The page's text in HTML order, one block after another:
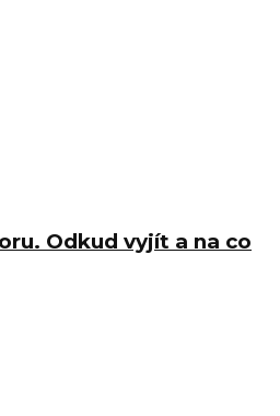
Odkud vyjít a na co